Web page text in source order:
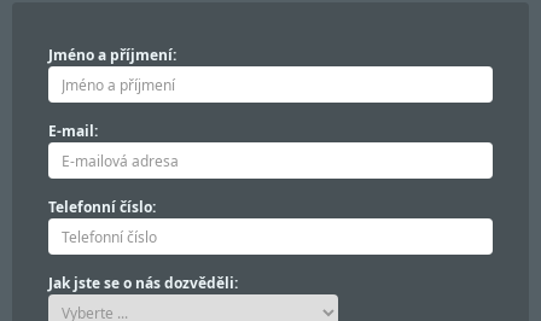
Jméno a příjmení:
E-mail:
Telefonní číslo:
Jak jste se o nás dozvěděli: